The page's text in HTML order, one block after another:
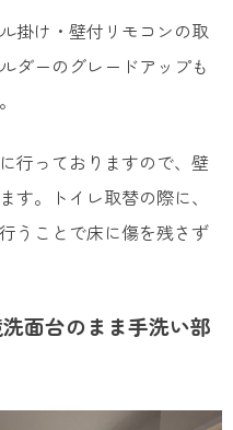
掛け・壁付リモコンの取
ダーのグレードアップも
行っておりますので、壁
す。トイレ取替の際に、
うことで床に傷を残さず
面台のまま手洗い部